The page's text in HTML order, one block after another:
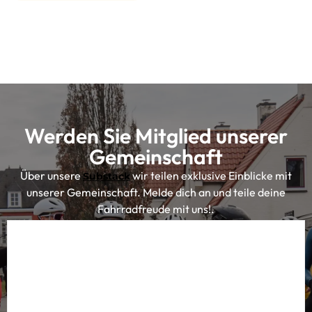
Werden Sie Mitglied unserer
Gemeinschaft
Über unsereSubstackwir teilen exklusive Einblicke mit
unserer Gemeinschaft. Melde dich an und teile deine
Fahrradfreude mit uns!.